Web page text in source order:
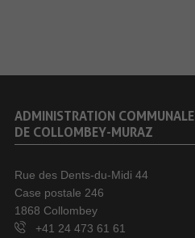
ADMINISTRATION COMMUNALE
DE COLLOMBEY-MURAZ
Rue des Dents-du-Midi 44
Case postale 246
1868 Collombey
+41 24 473 61 61